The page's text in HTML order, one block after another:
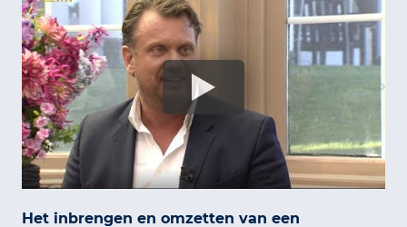
Het inbrengen en omzetten van een